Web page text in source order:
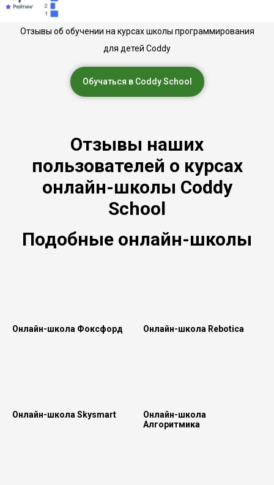
Отзывы об обучении на курсах школы программирования
для детей Coddy
Обучаться в Coddy School
Отзывы наших
пользователей о курсах
онлайн-школы Coddy
School
Подобные онлайн-школы
Онлайн-школа Фоксфорд Онлайн-школа Rebotica
Онлайн-школа Skysmart
Онлайн-школа
Алгоритмика